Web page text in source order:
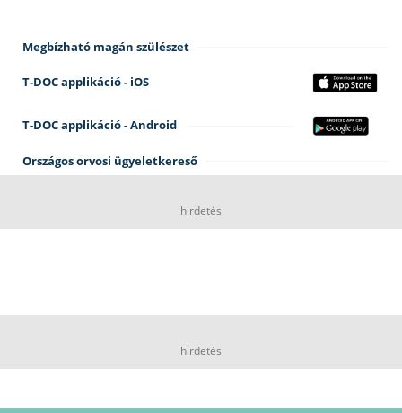
Megbízható magán szülészet
T-DOC applikáció - iOS
T-DOC applikáció - Android
Országos orvosi ügyeletkereső
hirdetés
hirdetés